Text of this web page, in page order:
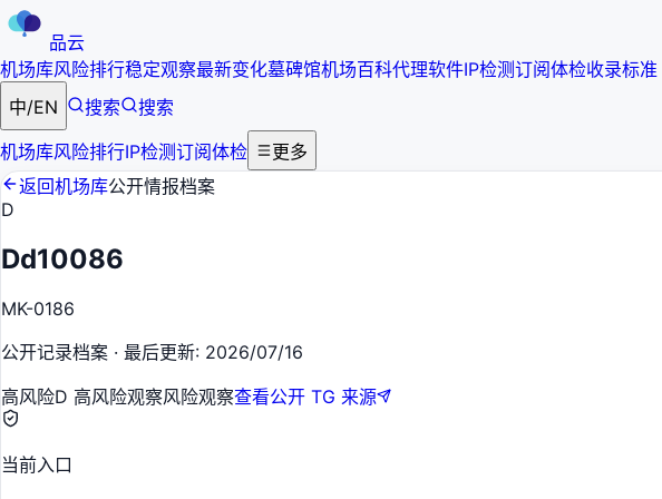
品云
机场库风险排行稳定观察最新变化墓碑馆机场百科代理软件IP检测订阅体检收录标准
中/EN 搜索
搜索
机场库风险排行IP检测订阅体检
更多
返回机场库公开情报档案
D
Dd10086
MK-0186
公开记录档案 · 最后更新: 2026/07/16
高风险D 高风险观察风险观察查看公开 TG 来源
当前入口